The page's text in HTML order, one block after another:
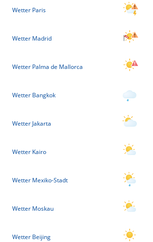
Wetter Paris
Wetter Madrid
Wetter Palma de Mallorca
Wetter Bangkok
Wetter Jakarta
Wetter Kairo
Wetter Mexiko-Stadt
Wetter Moskau
Wetter Beijing